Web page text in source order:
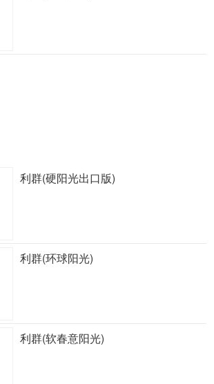
利群(硬阳光出口版)
利群(环球阳光)
利群(软春意阳光)